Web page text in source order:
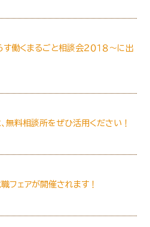
働くまるごと相談会２０１８～に出
無料相談所をぜひ活用ください！
フェアが開催されます！